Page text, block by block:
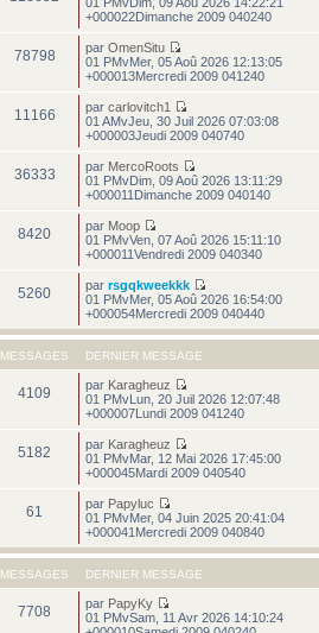
+000022Dimanche 2009 040240
78798 parOmenSitu
01 PMvMer, 05 Aoû 2026 12:13:05
+000013Mercredi 2009 041240
11166 parcarlovitch1
01 AMvJeu, 30 Juil 2026 07:03:08
+000003Jeudi 2009 040740
36333 par MercoRoots
01 PMvDim, 09 Aoû 2026 13:11:29
+000011Dimanche 2009 040140
8420 par Moop
01 PMvVen, 07 Aoû 2026 15:11:10
+000011Vendredi 2009 040340
5260 parrsgqkweekkk
01 PMvMer, 05 Aoû 2026 16:54:00
+000054Mercredi 2009 040440
MESSAGES DERNIER MESSAGE
4109 par Karagheuz
01 PMvLun, 20 Juil 2026 12:07:48
+000007Lundi 2009 041240
5182 par Karagheuz
01 PMvMar, 12 Mai 2026 17:45:00
+000045Mardi 2009 040540
61 par Papyluc
01 PMvMer, 04 Juin 2025 20:41:04
+000041Mercredi 2009 040840
MESSAGES DERNIER MESSAGE
7708 par PapyKy
01 PMvSam, 11 Avr 2026 14:10:24